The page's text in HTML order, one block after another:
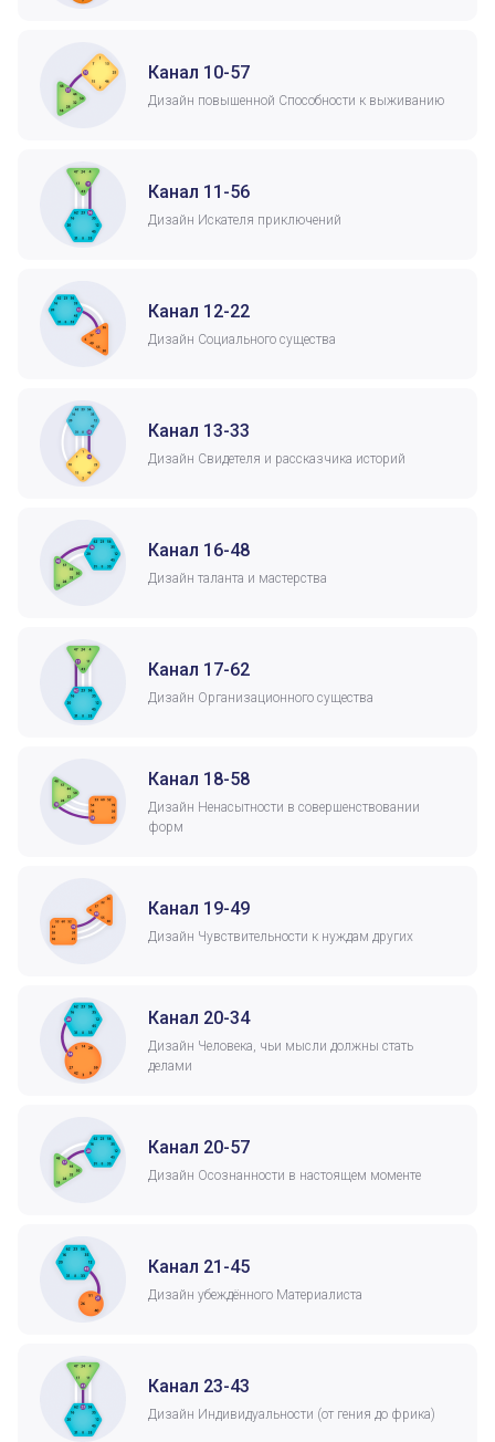
Канал 10-57
Дизайн повышенной Способности к выживанию
Канал 11-56
Дизайн Искателя приключений
Канал 12-22
Дизайн Социального существа
Канал 13-33
Дизайн Свидетеля и рассказчика историй
Канал 16-48
Дизайн таланта и мастерства
Канал 17-62
Дизайн Организационного существа
Канал 18-58
Дизайн Ненасытности в совершенствовании
форм
Канал 19-49
Дизайн Чувствительности к нуждам других
Канал 20-34
Дизайн Человека, чьи мысли должны стать
делами
Канал 20-57
Дизайн Осознанности в настоящем моменте
Канал 21-45
Дизайн убеждённого Материалиста
Канал 23-43
Дизайн Индивидуальности (от гения до фрика)